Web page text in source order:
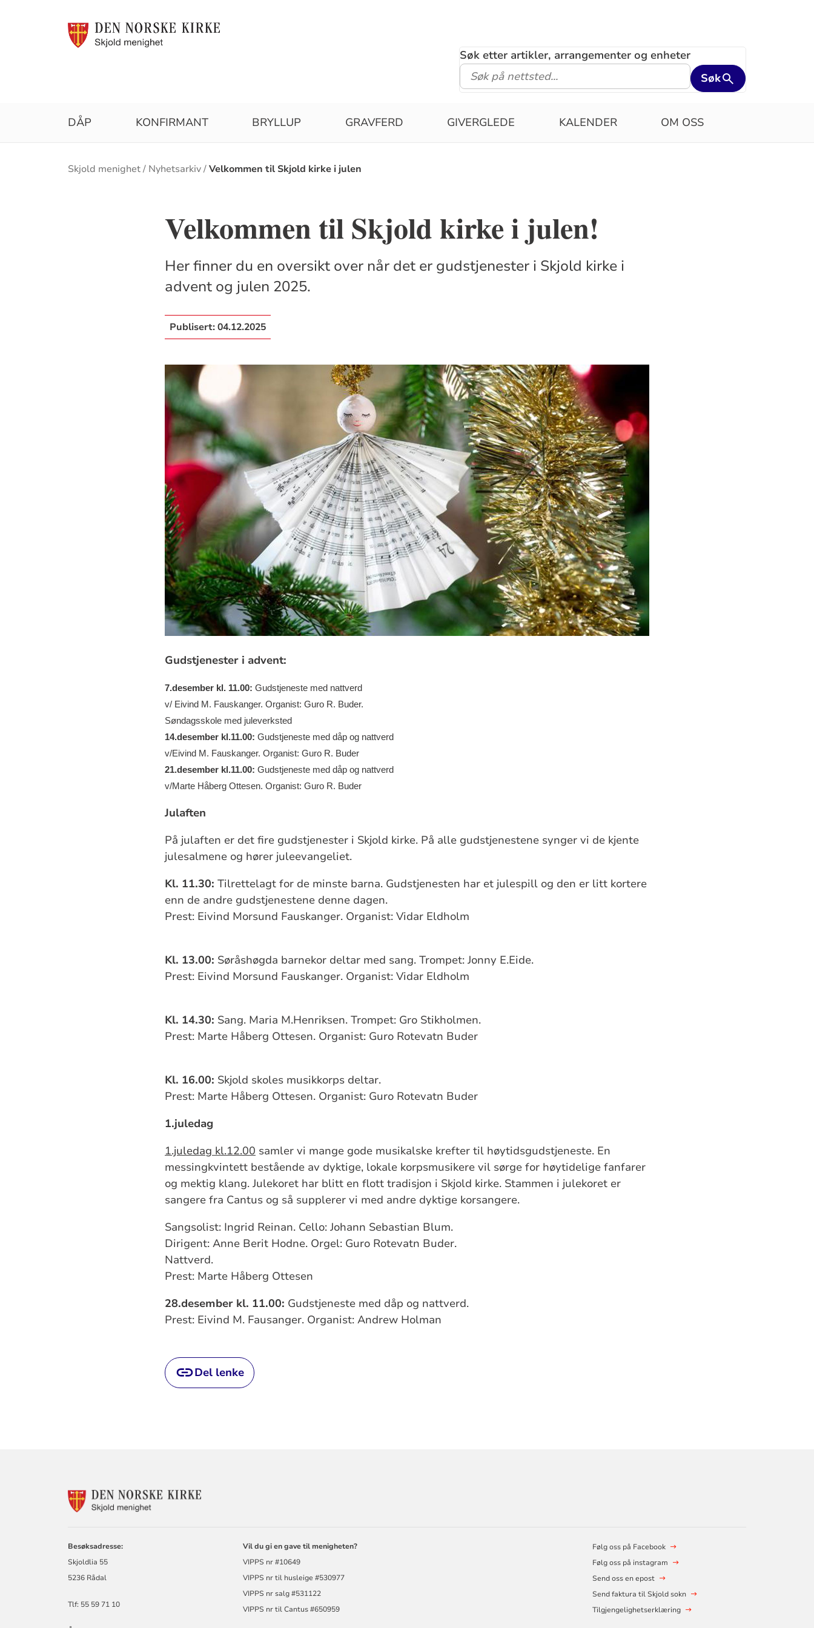
Søk etter artikler, arrangementer og enheter
Søk
DÅP KONFIRMANT BRYLLUP GRAVFERD GIVERGLEDE KALENDER OM OSS
Brødsmulesti
Skjold menighet Nyhetsarkiv Velkommen til Skjold kirke i julen
Velkommen til Skjold kirke i julen!
Her finner du en oversikt over når det er gudstjenester i Skjold kirke i
advent og julen 2025.
Publisert:04.12.2025
Gudstjenester i advent:
7.desember kl. 11.00: Gudstjeneste med nattverd
v/ Eivind M. Fauskanger. Organist: Guro R. Buder.
Søndagsskole med juleverksted
14.desember kl.11.00: Gudstjeneste med dåp og nattverd
v/Eivind M. Fauskanger. Organist: Guro R. Buder
21.desember kl.11.00: Gudstjeneste med dåp og nattverd
v/Marte Håberg Ottesen. Organist: Guro R. Buder
Julaften
På julaften er det fire gudstjenester i Skjold kirke. På alle gudstjenestene synger vi de kjente
julesalmene og hører juleevangeliet.
Kl. 11.30: Tilrettelagt for de minste barna. Gudstjenesten har et julespill og den er litt kortere
enn de andre gudstjenestene denne dagen.
Prest: Eivind Morsund Fauskanger. Organist: Vidar Eldholm
Kl. 13.00: Søråshøgda barnekor deltar med sang. Trompet: Jonny E.Eide.
Prest: Eivind Morsund Fauskanger. Organist: Vidar Eldholm
Kl. 14.30: Sang. Maria M.Henriksen. Trompet: Gro Stikholmen.
Prest: Marte Håberg Ottesen. Organist: Guro Rotevatn Buder
Kl. 16.00: Skjold skoles musikkorps deltar.
Prest: Marte Håberg Ottesen. Organist: Guro Rotevatn Buder
1.juledag
1.juledag kl.12.00 samler vi mange gode musikalske krefter til høytidsgudstjeneste. En
messingkvintett bestående av dyktige, lokale korpsmusikere vil sørge for høytidelige fanfarer
og mektig klang. Julekoret har blitt en flott tradisjon i Skjold kirke. Stammen i julekoret er
sangere fra Cantus og så supplerer vi med andre dyktige korsangere.
Sangsolist: Ingrid Reinan. Cello: Johann Sebastian Blum.
Dirigent: Anne Berit Hodne. Orgel: Guro Rotevatn Buder.
Nattverd.
Prest: Marte Håberg Ottesen
28.desember kl. 11.00: Gudstjeneste med dåp og nattverd.
Prest: Eivind M. Fausanger. Organist: Andrew Holman
Del lenke
KONTAKTINFORMASJON
Besøksadresse:
Skjoldlia 55
5236 Rådal
Tlf: 55 59 71 10
Vil du gi en gave til menigheten?
VIPPS nr #10649
VIPPS nr til husleige #530977
VIPPS nr salg #531122
VIPPS nr til Cantus #650959
Følg oss på Facebook
Følg oss på instagram
Send oss en epost
Send faktura til Skjold sokn
Tilgjengelighetserklæring